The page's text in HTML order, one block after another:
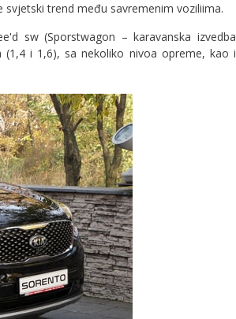
trend među savremenim voziliima.
sw (Sporstwagon – karavanska izvedba
i 1,6), sa nekoliko nivoa opreme, kao i